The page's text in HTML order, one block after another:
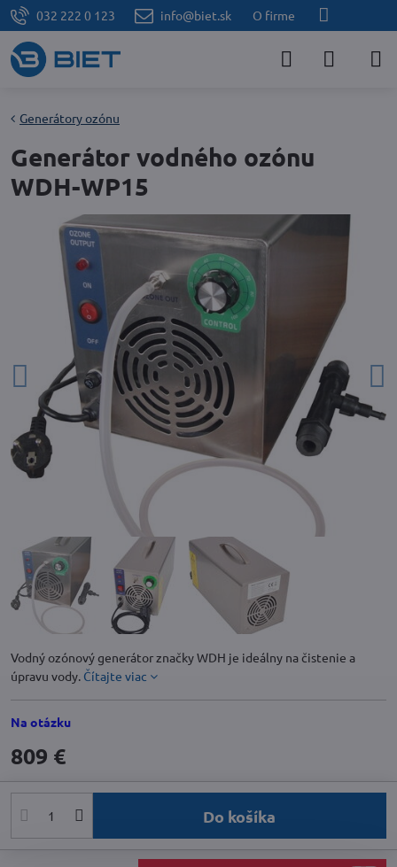
032 222 0 123 info@biet.sk O firme
Generátory ozónu
Generátor vodného ozónu
WDH-WP15
Vodný ozónový generátor značky WDH je ideálny na čistenie a
úpravu vody. Čítajte viac
Na otázku
809 €
Do košíka